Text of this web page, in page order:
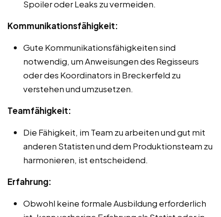
Spoiler oder Leaks zu vermeiden.
Kommunikationsfähigkeit:
Gute Kommunikationsfähigkeiten sind
notwendig, um Anweisungen des Regisseurs
oder des Koordinators in Breckerfeld zu
verstehen und umzusetzen.
Teamfähigkeit:
Die Fähigkeit, im Team zu arbeiten und gut mit
anderen Statisten und dem Produktionsteam zu
harmonieren, ist entscheidend.
Erfahrung:
Obwohl keine formale Ausbildung erforderlich